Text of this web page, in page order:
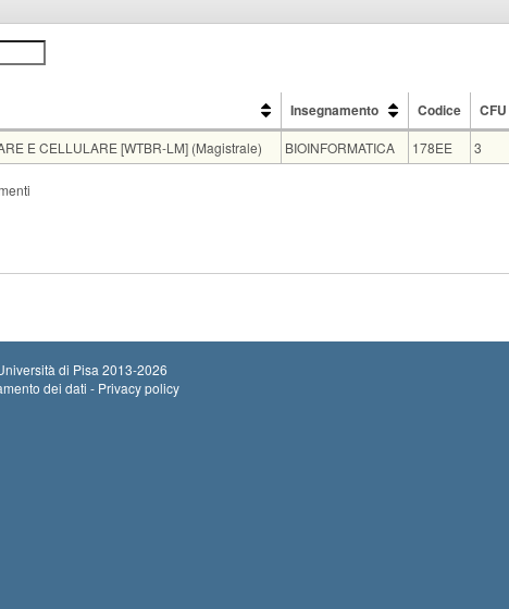
Insegnamento Codice CFU
Insegnamento Codice
E CELLULARE [WTBR-LM] (Magistrale) BIOINFORMATICA 178EE 3
ED EVOLUZIONE [WCER-LM]
di Pisa 2013-2026
dei dati - Privacy policy